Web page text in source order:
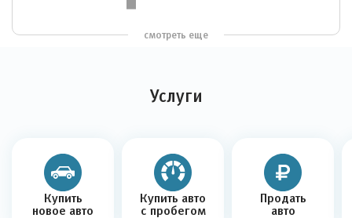
смотреть еще
Услуги
Купить
новое авто
Купить авто
с пробегом
Продать
авто